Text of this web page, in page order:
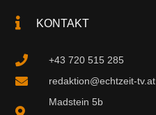
KONTAKT
+43 720 515 285
redaktion@echtzeit-tv.at
Madstein 5b